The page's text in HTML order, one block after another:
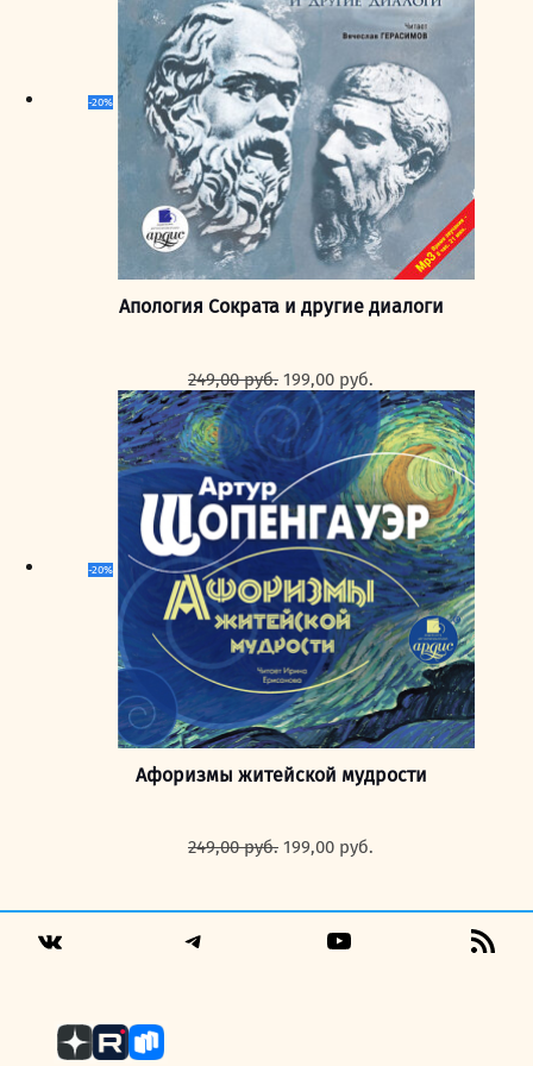
-20%
Апология Сократа и другие диалоги
249,00руб. Первоначальная
цена
составляла
249,00 руб..
199,00 руб.
цена:
199,00 руб..
-20%
Афоризмы житейской мудрости
249,00руб. Первоначальная
249,00 руб..
199,00 руб.